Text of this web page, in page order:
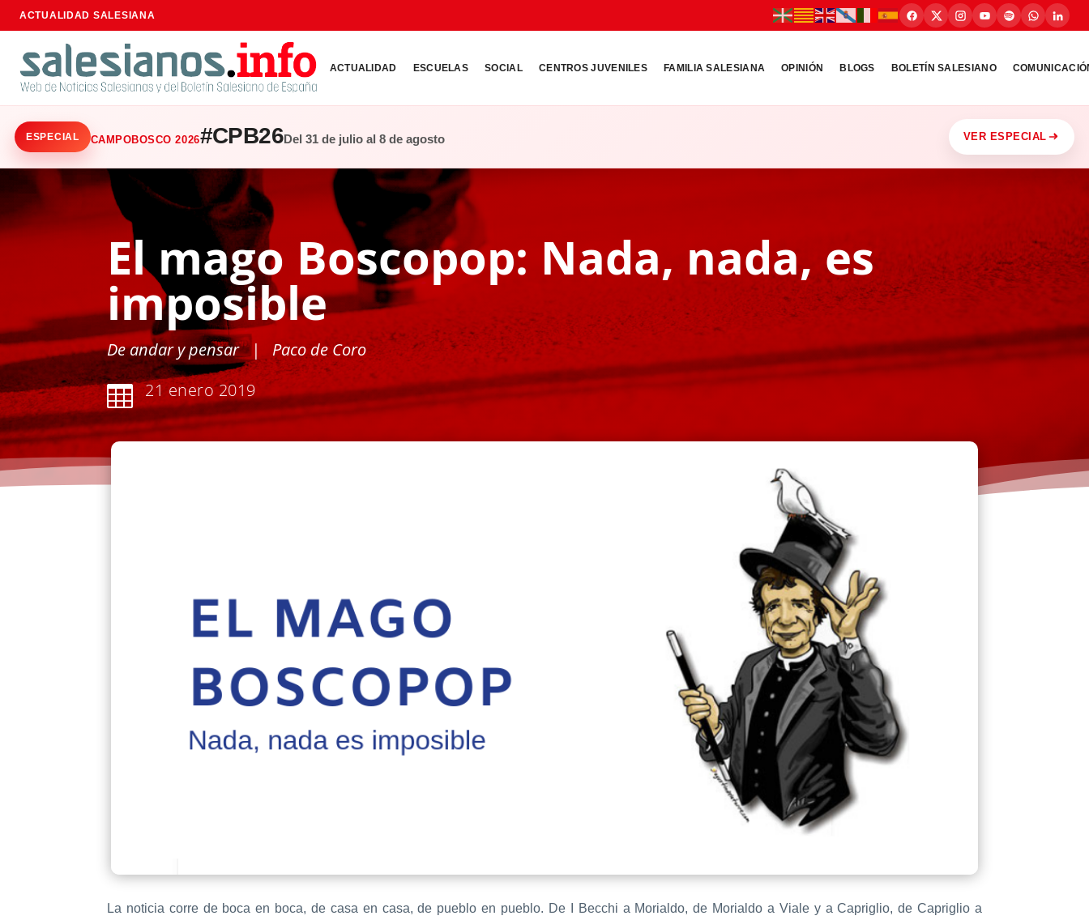
ACTUALIDAD SALESIANA
ACTUALIDAD ESCUELAS SOCIAL CENTROS JUVENILES FAMILIA SALESIANA OPINIÓN BLOGS BOLETÍN SALESIANO
ESPECIAL CAMPOBOSCO 2026#CPB26Del 31 de julio al 8 de agosto VER ESPECIAL
El mago Boscopop: Nada, nada, es
imposible
De andar y pensar| Paco de Coro
 21 enero 2019
La noticia corre de boca en boca, de casa en casa, de pueblo en pueblo. De I Becchi a Morialdo, de Morialdo a Viale y a Capriglio, de Capriglio a